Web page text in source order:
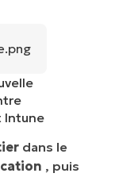
Intune
dans le
, puis